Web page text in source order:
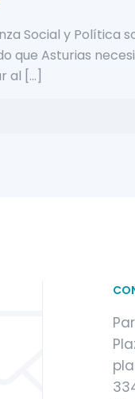
Social y Política
que Asturias
al […]